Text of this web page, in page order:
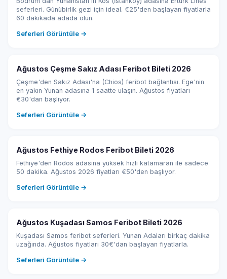
seferleri. Günübirlik gezi için ideal. €25'den başlayan fiyatlarla
60 dakikada adada olun.
Seferleri Görüntüle →
Ağustos Çeşme Sakız Adası Feribot Bileti 2026
Çeşme'den Sakız Adası'na (Chios) feribot bağlantısı. Ege'nin
en yakın Yunan adasına 1 saatte ulaşın. Ağustos fiyatları
€30'dan başlıyor.
Seferleri Görüntüle →
Ağustos Fethiye Rodos Feribot Bileti 2026
Fethiye'den Rodos adasına yüksek hızlı katamaran ile sadece
50 dakika. Ağustos 2026 fiyatları €50'den başlıyor.
Seferleri Görüntüle →
Ağustos Kuşadası Samos Feribot Bileti 2026
Kuşadası Samos feribot seferleri. Yunan Adaları birkaç dakika
uzağında. Ağustos fiyatları 30€'dan başlayan fiyatlarla.
Seferleri Görüntüle →